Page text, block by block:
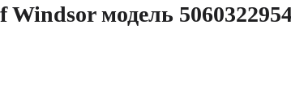
модель